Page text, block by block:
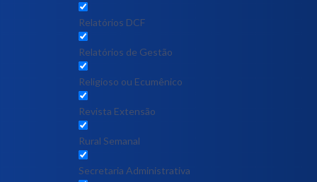
Relatórios DCF
Relatórios de Gestão
Religioso ou Ecumênico
Revista Extensão
Rural Semanal
Secretaria Administrativa